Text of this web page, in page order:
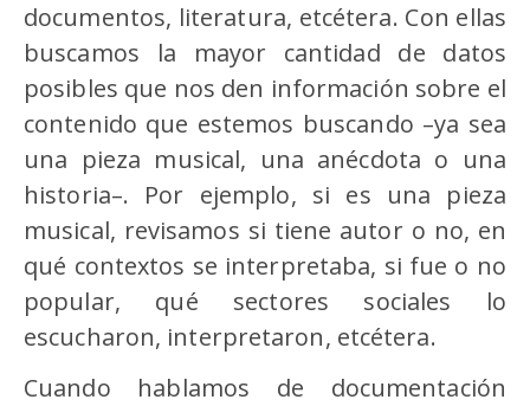
documentos, literatura, etcétera. Con ellas
buscamos la mayor cantidad de datos
posibles que nos den información sobre el
contenido que estemos buscando –ya sea
una pieza musical, una anécdota o una
historia–. Por ejemplo, si es una pieza
musical, revisamos si tiene autor o no, en
qué contextos se interpretaba, si fue o no
popular, qué sectores sociales lo
escucharon, interpretaron, etcétera.
Cuando hablamos de documentación